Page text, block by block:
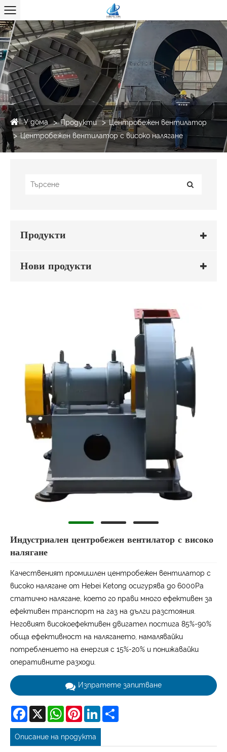
У дома Продукти
Центробежен вентилатор
Центробежен вентилатор с високо налягане
Продукти
Нови продукти
Индустриален центробежен вентилатор с високо
налягане
Качественият промишлен центробежен вентилатор с
високо налягане от Hebei Ketong осигурява до 6000Pa
статично налягане, което го прави много ефективен за
ефективен транспорт на газ на дълги разстояния.
Неговият високоефективен двигател постига 85%-90%
обща ефективност на налягането, намалявайки
потреблението на енергия с 15%-20% и понижавайки
оперативните разходи.
Изпратете запитване
Facebook
X WhatsAppPinterestLinkedIn
Описание на продукта